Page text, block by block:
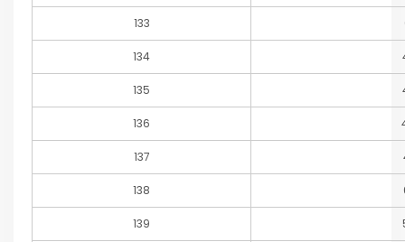
133
134
135
136
137
138
139